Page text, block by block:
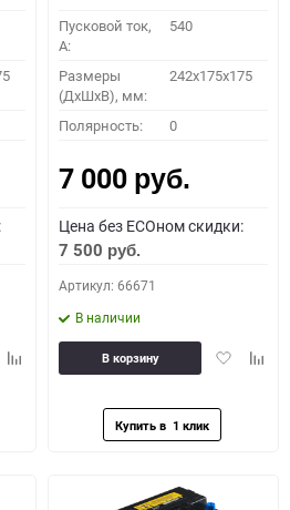
Добавить
Пусковой ток,
A:
540
Размеры
(ДхШхВ), мм:
242x175x175
Полярность: 0
7 000 руб.
Цена без ECOном скидки:
7 500 руб.
Артикул: 66671
В наличии
Добавить
В корзину